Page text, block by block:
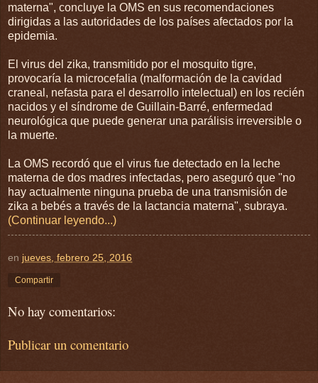
materna", concluye la OMS en sus recomendaciones
dirigidas a las autoridades de los países afectados por la
epidemia.
El virus del zika, transmitido por el mosquito tigre,
provocaría la microcefalia (malformación de la cavidad
craneal, nefasta para el desarrollo intelectual) en los recién
nacidos y el síndrome de Guillain-Barré, enfermedad
neurológica que puede generar una parálisis irreversible o
la muerte.
La OMS recordó que el virus fue detectado en la leche
materna de dos madres infectadas, pero aseguró que "no
hay actualmente ninguna prueba de una transmisión de
zika a bebés a través de la lactancia materna", subraya.
(Continuar leyendo...)
en jueves, febrero 25, 2016
Compartir
No hay comentarios:
Publicar un comentario